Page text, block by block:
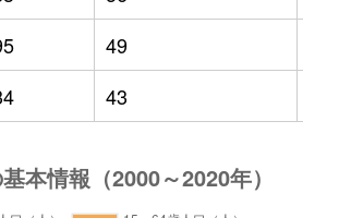
49
43